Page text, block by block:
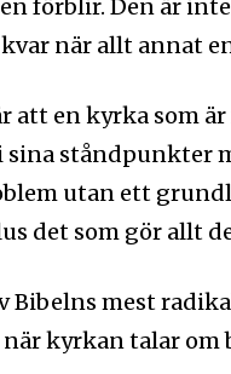
Oroa dig inte,
att skicka skräppost
förblir. Den är
när allt annat
att en kyrka som
sina ståndpunkter
utan ett
det som gör allt
Bibelns mest
kyrkan talar om